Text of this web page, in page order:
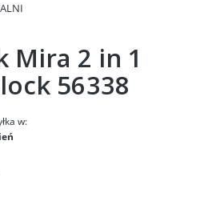
Mira 2 in 1
56338
w: